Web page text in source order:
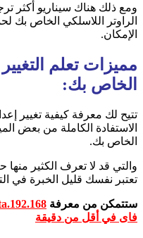
ومع ذلك هناك سيناريو أكثر
الراوتر اللاسلكي الخاص بك
الإمكان.
مميزات تعلم
الخاص بك:
تتيح لك معرفة كيفية تغيير
الاستفادة الكاملة من بعض
الخاص بك.
والتي قد لا تعرف الكثير
تعتبر نفسك قليل الخبرة في
ستتمكن من معرفة
فاى في أقل من دقيقة